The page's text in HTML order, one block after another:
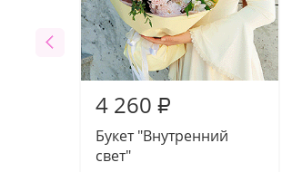
4 260 ₽
Букет "Внутренний
свет"